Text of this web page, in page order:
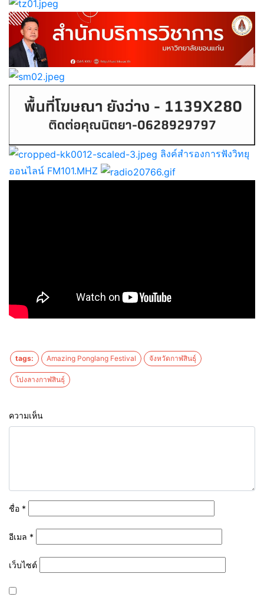
ลิงค์สำรองการฟังวิทยุ
ออนไลน์ FM101.MHZ
tags: Amazing Ponglang Festival จังหวัดกาฬสินธุ์
โปงลางกาฬสินธุ์
ความเห็น
ชื่อ *
อีเมล *
เว็บไซต์